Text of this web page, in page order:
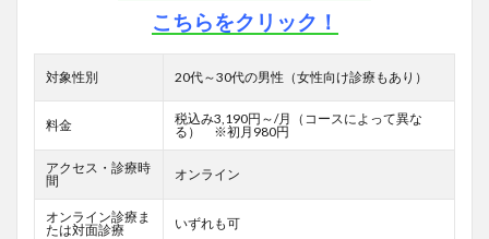
こちらをクリック！
対象性別 20代～30代の男性（女性向け診療もあり）
料金
税込み3,190円～/月（コースによって異な
る） ※初月980円
アクセス・診療時
間
オンライン
オンライン診療ま
たは対面診療
いずれも可